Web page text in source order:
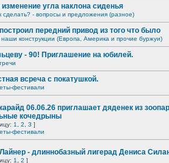
изменение угла наклона сиденья
сделать? - вопросы и предложения (разное)
передний привод из того что было
конструкции (Европа, Америка и прочие буржуи)
- 90! Приглашение на юбилей.
всреча с покатушкой.
фестивали
06.06.26 приглашает дяденек из
кочедрыны
1 2 3 ]
фестивали
- длиннобазный лигерад Дениса
1 2 ]